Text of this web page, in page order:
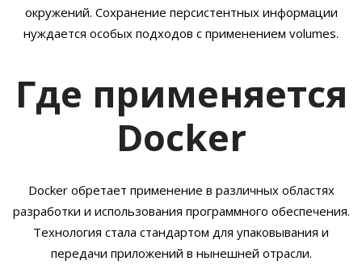
окружений. Сохранение персистентных информации
нуждается особых подходов с применением volumes.
Где применяется
Docker
Docker обретает применение в различных областях
разработки и использования программного обеспечения.
Технология стала стандартом для упаковывания и
передачи приложений в нынешней отрасли.